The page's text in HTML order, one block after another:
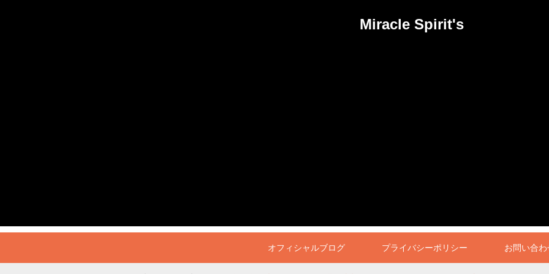
Miracle Spirit's
オフィシャルブログ プライバシーポリシー お問い合わ